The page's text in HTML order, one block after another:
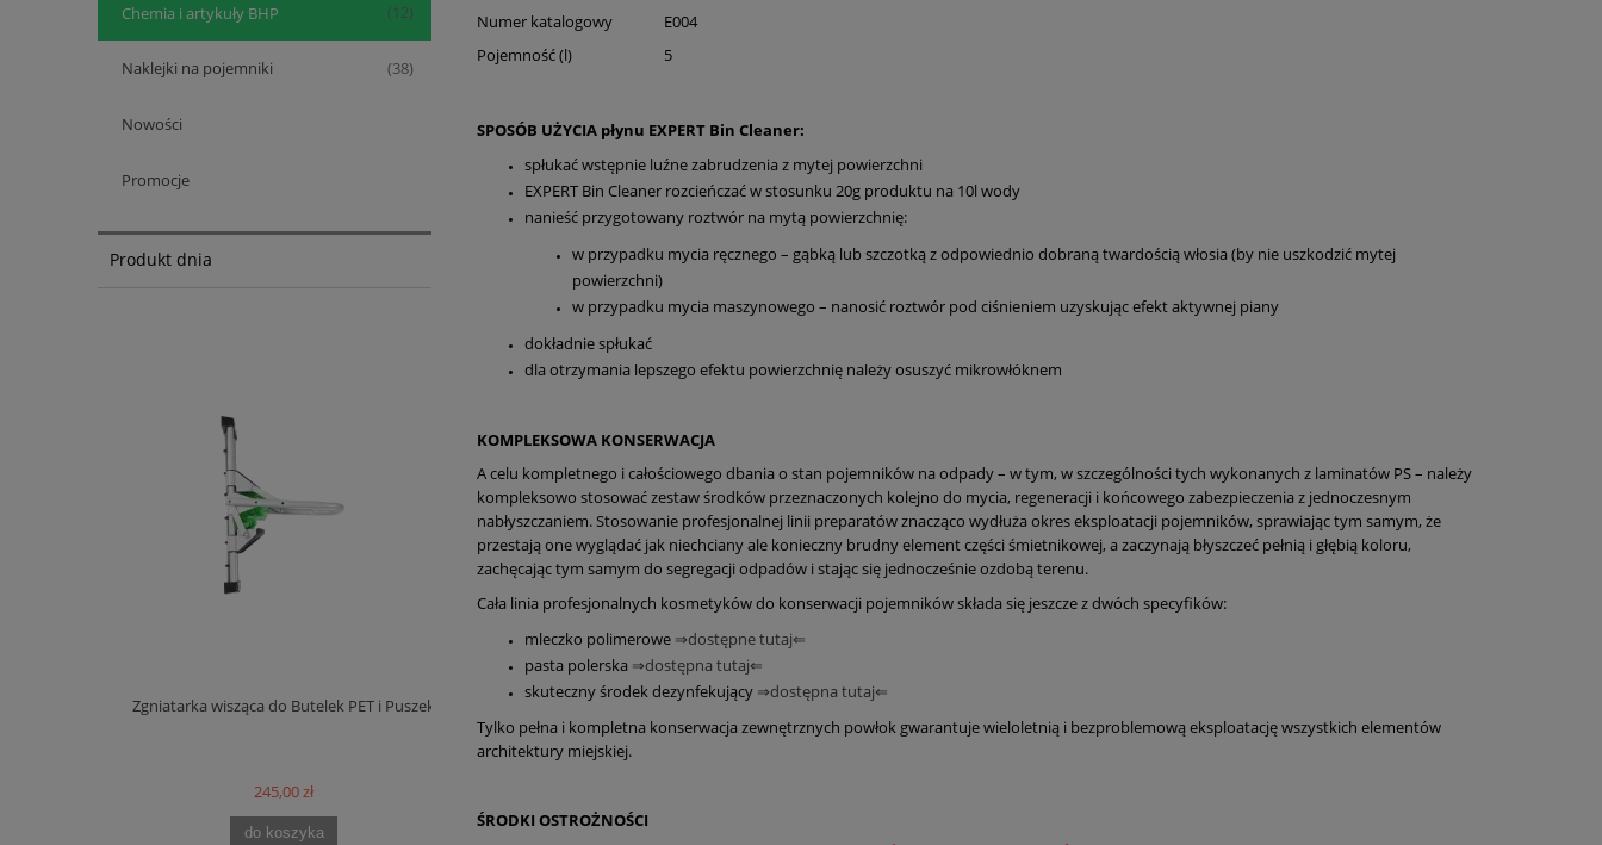
Chemia i artykuły BHP (12)
Naklejki na pojemniki (38)
Nowości
Promocje
Produkt dnia
Zgniatarka wisząca do Butelek PET i Puszek
245,00 zł
do koszyka
Pojemnik na BIOODPADY 400l
694,95 zł
Pojemnik na przeterminowane leki
Numer katalogowy
E004
Pojemność (l)
5
SPOSÓB UŻYCIA płynu EXPERT Bin Cleaner:
spłukać wstępnie luźne zabrudzenia z mytej powierzchni
EXPERT Bin Cleaner rozcieńczać w stosunku 20g produktu na 10l wody
nanieść przygotowany roztwór na mytą powierzchnię:
w przypadku mycia ręcznego – gąbką lub szczotką z odpowiednio dobraną twardością włosia (by nie uszkodzić mytej
powierzchni)
w przypadku mycia maszynowego – nanosić roztwór pod ciśnieniem uzyskując efekt aktywnej piany
dokładnie spłukać
dla otrzymania lepszego efektu powierzchnię należy osuszyć mikrowłóknem
KOMPLEKSOWA KONSERWACJA
A celu kompletnego i całościowego dbania o stan pojemników na odpady – w tym, w szczególności tych wykonanych z laminatów PS – należy
kompleksowo stosować zestaw środków przeznaczonych kolejno do mycia, regeneracji i końcowego zabezpieczenia z jednoczesnym
nabłyszczaniem. Stosowanie profesjonalnej linii preparatów znacząco wydłuża okres eksploatacji pojemników, sprawiając tym samym, że
przestają one wyglądać jak niechciany ale konieczny brudny element części śmietnikowej, a zaczynają błyszczeć pełnią i głębią koloru,
zachęcając tym samym do segregacji odpadów i stając się jednocześnie ozdobą terenu.
Cała linia profesjonalnych kosmetyków do konserwacji pojemników składa się jeszcze z dwóch specyfików:
mleczko polimerowe ⇒dostępne tutaj⇐
pasta polerska ⇒dostępna tutaj⇐
skuteczny środek dezynfekujący ⇒dostępna tutaj⇐
Tylko pełna i kompletna konserwacja zewnętrznych powłok gwarantuje wieloletnią i bezproblemową eksploatację wszystkich elementów
architektury miejskiej.
ŚRODKI OSTROŻNOŚCI